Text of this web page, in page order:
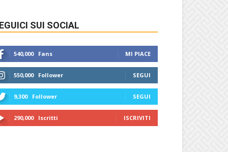
SUI SOCIAL
540,000 Fans MI PIACE
550,000 Follower SEGUI
9,300 Follower SEGUI
290,000 Iscritti ISCRIVITI